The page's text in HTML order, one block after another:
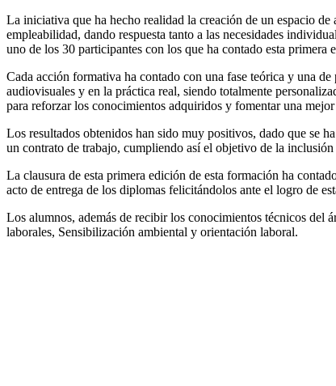
La iniciativa que ha hecho realidad la creación de un espacio
empleabilidad, dando respuesta tanto a las necesidades
uno de los 30 participantes con los que ha contado esta primera
Cada acción formativa ha contado con una fase teórica y una
audiovisuales y en la práctica real, siendo totalmente
para reforzar los conocimientos adquiridos y fomentar una
Los resultados obtenidos han sido muy positivos, dado que se
un contrato de trabajo, cumpliendo así el objetivo de la
La clausura de esta primera edición de esta formación ha
acto de entrega de los diplomas felicitándolos ante el logro de
Los alumnos, además de recibir los conocimientos técnicos del
laborales, Sensibilización ambiental y orientación laboral.